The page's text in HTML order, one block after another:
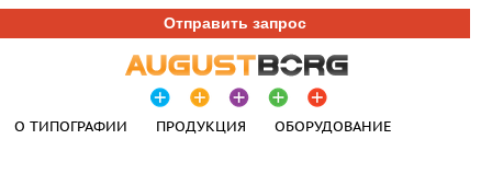
Отправить запрос
О ТИПОГРАФИИ ПРОДУКЦИЯ ОБОРУДОВАНИЕ